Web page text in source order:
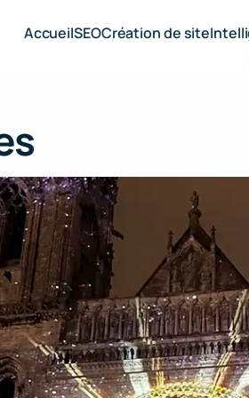
AccueilSEOCréation de site